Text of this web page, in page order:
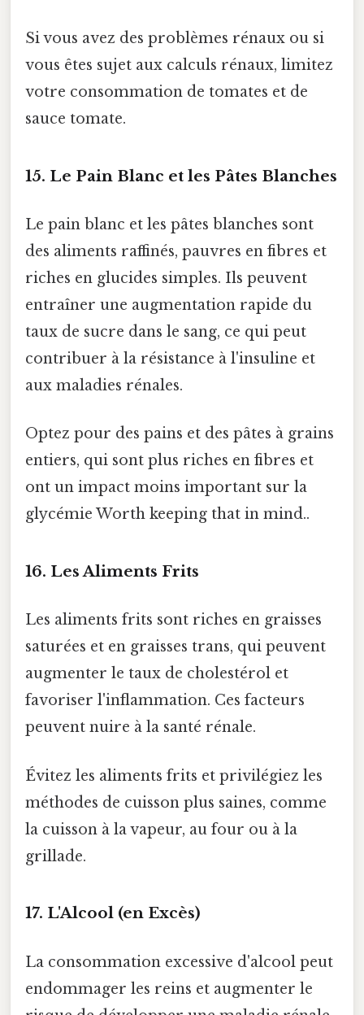
Si vous avez des problèmes rénaux ou si
vous êtes sujet aux calculs rénaux, limitez
votre consommation de tomates et de
sauce tomate.
15. Le Pain Blanc et les Pâtes Blanches
Le pain blanc et les pâtes blanches sont
des aliments raffinés, pauvres en fibres et
riches en glucides simples. Ils peuvent
entraîner une augmentation rapide du
taux de sucre dans le sang, ce qui peut
contribuer à la résistance à l'insuline et
aux maladies rénales.
Optez pour des pains et des pâtes à grains
entiers, qui sont plus riches en fibres et
ont un impact moins important sur la
glycémie Worth keeping that in mind..
16. Les Aliments Frits
Les aliments frits sont riches en graisses
saturées et en graisses trans, qui peuvent
augmenter le taux de cholestérol et
favoriser l'inflammation. Ces facteurs
peuvent nuire à la santé rénale.
Évitez les aliments frits et privilégiez les
méthodes de cuisson plus saines, comme
la cuisson à la vapeur, au four ou à la
grillade.
17. L'Alcool (en Excès)
La consommation excessive d'alcool peut
endommager les reins et augmenter le